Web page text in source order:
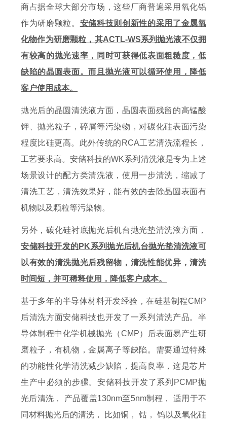
商占据全球大部分市场，这些厂商普遍采用氧化铝
作为研磨颗粒。 安储科技则创新性的采用了金属氧
化物作为研磨颗粒，其ACTL-WS系列抛光液不仅拥
有较高的抛光速率，同时可获得低表面粗糙度，低
缺陷的晶圆表面。而且抛光液可以循环使用，降低
客户使用成本。
抛光后的晶圆清洗液方面，晶圆表面残留的高锰酸
钾、抛光粒子，碎屑等污染物，对碳化硅表面污染
程度比硅更高。此外传统的RCA工艺清洗流程长，
工艺要求高。安储科技的WK系列清洗液是专为上述
场景设计的配方类清洗液，使用一步清洗，缩减了
清洗工艺，清洗效果好，能有效的去除晶圆表面有
机物以及颗粒等污染物。
另外，碳化硅衬底抛光后机台抛光垫清洗液方面，
安储科技开发的PK系列抛光后机台抛光垫清洗液可
以有效的清洗抛光后残留物，清洗性能优异，清洗
时间短，并可稀释使用，降低客户成本。
基于多年的半导体材料开发经验，在硅基制程CMP
后清洗方面安储科技也开发了一系列清洗产品。半
导体制程中化学机械抛光（CMP）后表面易产生研
磨粒子，有机物，金属离子等缺陷。需要通过特殊
的功能性化学清洗减少缺陷，提高良率，这是芯片
生产中必须的步骤。安储科技开发了系列PCMP抛
光后清洗， 产品覆盖130nm至5nm制程， 适用于不
同材料抛光后的清洗， 比如铜， 钴， 钨以及氧化硅